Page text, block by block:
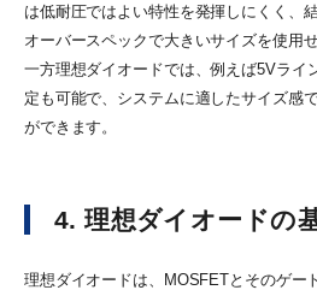
は低耐圧ではよい特性を発揮しにくく、
オーバースペックで大きいサイズを使用
一方理想ダイオードでは、例えば5Vライ
定も可能で、システムに適したサイズ感
ができます。
4. 理想ダイオードの
理想ダイオードは、MOSFETとそのゲー